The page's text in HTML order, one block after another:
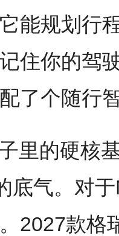
能规划行
住你的驾
了个随行
里的硬核
底气。对
2027款格